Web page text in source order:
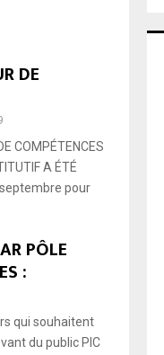
DE
COMPÉTENCES
A ÉTÉ
septembre pour
PÔLE
:
qui souhaitent
du public PIC